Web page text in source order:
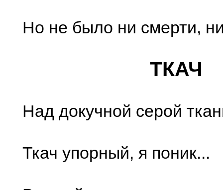
Но не было ни смерти,
ТКАЧ
Над докучной серой
Ткач упорный, я поник...